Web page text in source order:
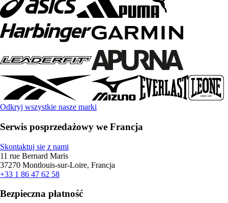
Odkryj wszystkie nasze marki
Serwis posprzedażowy we Francja
Skontaktuj się z nami
11 rue Bernard Maris
37270 Montlouis-sur-Loire, Francja
+33 1 86 47 62 58
Bezpieczna płatność